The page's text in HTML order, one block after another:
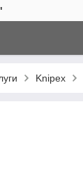
Knipex